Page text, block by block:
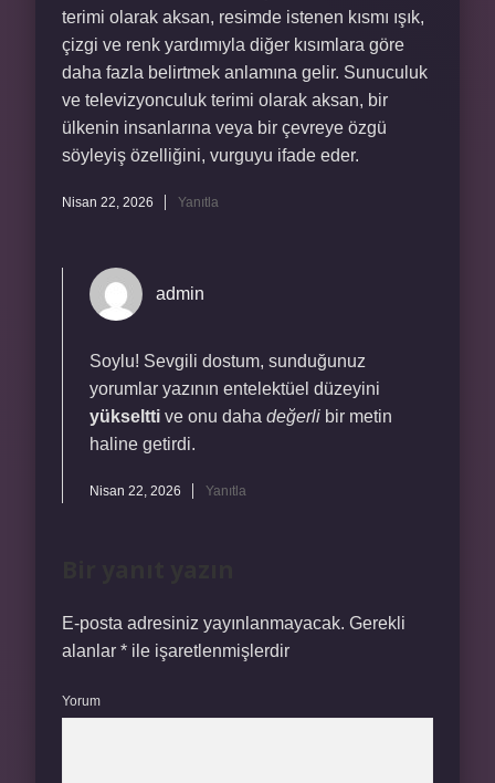
terimi olarak aksan, resimde istenen kısmı ışık,
çizgi ve renk yardımıyla diğer kısımlara göre
daha fazla belirtmek anlamına gelir. Sunuculuk
ve televizyonculuk terimi olarak aksan, bir
ülkenin insanlarına veya bir çevreye özgü
söyleyiş özelliğini, vurguyu ifade eder.
Nisan 22, 2026 Yanıtla
admin
Soylu! Sevgili dostum, sunduğunuz
yorumlar yazının entelektüel düzeyini
yükseltti ve onu daha değerli bir metin
haline getirdi.
Nisan 22, 2026 Yanıtla
E-posta adresiniz yayınlanmayacak. Gerekli
alanlar * ile işaretlenmişlerdir
Yorum